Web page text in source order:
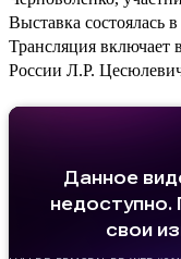
Выставка состоялась
Трансляция включает
России Л.Р.